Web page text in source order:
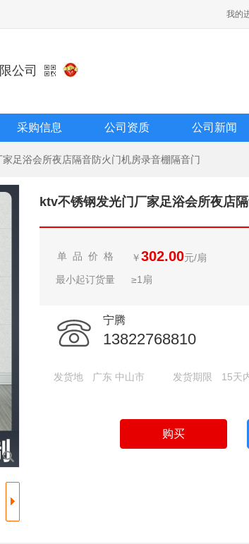
我的
公司
采购信息 公司资质 公司新闻
足浴会所夜店隔音防火门机房录音棚隔音门
ktv不锈钢发光门厂家足浴会所夜店
单 品 价 格
最小起订货量
￥302.00元/扇
≥1扇
宁腾
13822768810
发货地 广东 中山市 发货期限 15天
购买